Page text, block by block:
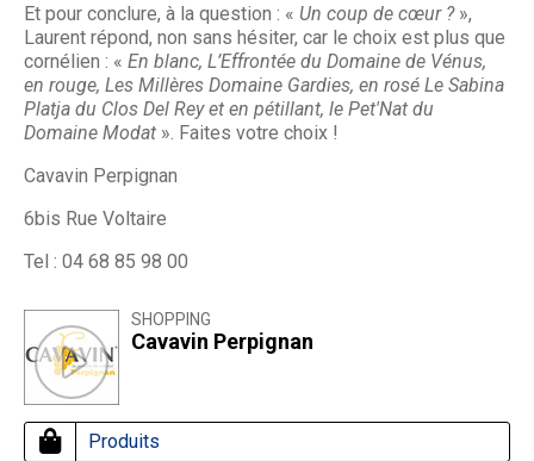
Et pour conclure, à la question : « Un coup de cœur ? »,
Laurent répond, non sans hésiter, car le choix est plus que
cornélien : « En blanc, L’Effrontée du Domaine de Vénus,
en rouge, Les Millères Domaine Gardies, en rosé Le Sabina
Platja du Clos Del Rey et en pétillant, le Pet'Nat du
Domaine Modat ». Faites votre choix !
Cavavin Perpignan
6bis Rue Voltaire
Tel : 04 68 85 98 00
SHOPPING
Cavavin Perpignan
Produits